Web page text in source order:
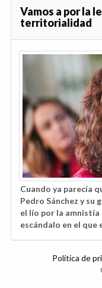
Vamos a por la
territorialidad
Cuando ya parecía
Pedro Sánchez y su
el lío por la
escándalo en el que
Política de